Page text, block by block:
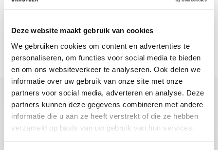
Deze website maakt gebruik van cookies
We gebruiken cookies om content en advertenties te
personaliseren, om functies voor social media te bieden
en om ons websiteverkeer te analyseren. Ook delen we
informatie over uw gebruik van onze site met onze
partners voor social media, adverteren en analyse. Deze
partners kunnen deze gegevens combineren met andere
informatie die u aan ze heeft verstrekt of die ze hebben
verzameld op basis van uw gebruik van hun services.
Iedere wijn per fles te bestellen
Blijf op de hoogte
Ontvang het laatste wijnnieuws, proeverijen en